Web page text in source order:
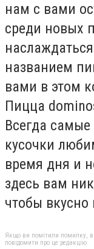
нам с вами
среди новых
названием
вами в этом
Пицца
Всегда
кусочки
время дня и
здесь вам
чтобы вкусно
Якщо ви помітили помилку,
повідомити про це редакцію